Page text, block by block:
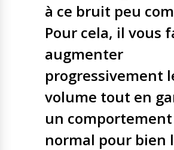
à ce bruit peu
Pour cela, il vous
augmenter
progressivement
volume tout en
un comportement
normal pour bien